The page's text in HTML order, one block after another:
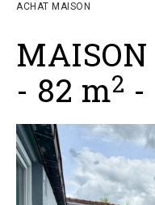
ACHAT MAISON
MAISON
- 82 m2 -